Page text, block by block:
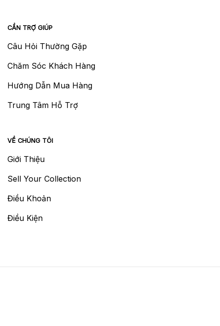
CẦN TRỢ GIÚP
Câu Hỏi Thường Gặp
Chăm Sóc Khách Hàng
Hướng Dẫn Mua Hàng
Trung Tâm Hỗ Trợ
VỀ CHÚNG TÔI
Giới Thiệu
Sell Your Collection
Điều Khoản
Điều Kiện